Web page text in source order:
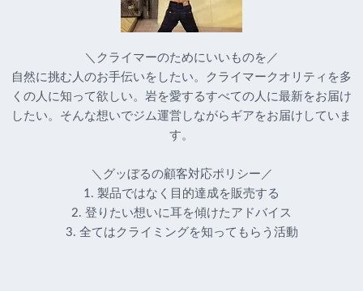
＼クライマーのためにいいものを／
自然に挑む人のお手伝いをしたい。クライマークオリティを多
くの人に知って欲しい。岩を愛するすべての人に最新をお届け
したい。そんな想いでジム運営しながらギアをお届けしていま
す。
＼グッぼるの顧客対応ポリシー／
1. 製品ではなく目的達成を販売する
2. 登りたい想いに耳を傾けたアドバイス
3. 全てはクライミングを知ってもらう活動